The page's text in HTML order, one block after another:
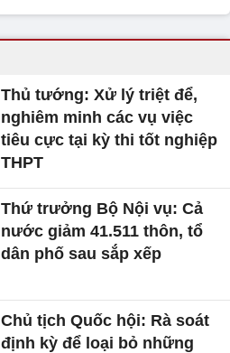
Thủ tướng: Xử lý triệt để,
nghiêm minh các vụ việc
tiêu cực tại kỳ thi tốt nghiệp
THPT
Thứ trưởng Bộ Nội vụ: Cả
nước giảm 41.511 thôn, tổ
dân phố sau sắp xếp
Chủ tịch Quốc hội: Rà soát
định kỳ để loại bỏ những